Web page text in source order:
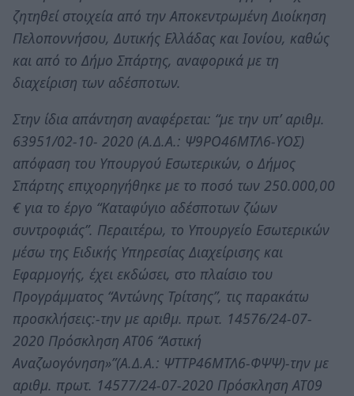
ζητηθεί στοιχεία από την Αποκεντρωμένη Διοίκηση
Πελοποννήσου, Δυτικής Ελλάδας και Ιονίου, καθώς
και από το Δήμο Σπάρτης, αναφορικά με τη
διαχείριση των αδέσποτων.
Στην ίδια απάντηση αναφέρεται: “με την υπ’ αριθμ.
63951/02-10- 2020 (Α.Δ.Α.: Ψ9ΡΟ46ΜΤΛ6-ΥΟΣ)
απόφαση του Υπουργού Εσωτερικών, ο Δήμος
Σπάρτης επιχορηγήθηκε με το ποσό των 250.000,00
€ για το έργο “Καταφύγιο αδέσποτων ζώων
συντροφιάς”. Περαιτέρω, το Υπουργείο Εσωτερικών
μέσω της Ειδικής Υπηρεσίας Διαχείρισης και
Εφαρμογής, έχει εκδώσει, στο πλαίσιο του
Προγράμματος “Αντώνης Τρίτσης”, τις παρακάτω
προσκλήσεις:-την με αριθμ. πρωτ. 14576/24-07-
2020 Πρόσκληση ΑΤ06 “Αστική
Αναζωογόνηση»”(Α.Δ.Α.: ΨΤΤΡ46ΜΤΛ6-ΦΨΨ)-την με
αριθμ. πρωτ. 14577/24-07-2020 Πρόσκληση ΑΤ09